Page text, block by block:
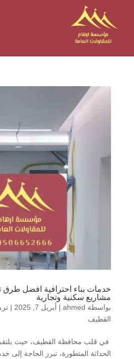
مشاريع سكنية وتجارية
بواسطة ahmed
| أبريل 7, 2025 |
القطيف
في قلب محافظة القطيف، حيث
الحداثة المتطورة، تبرز الحاجة إلى